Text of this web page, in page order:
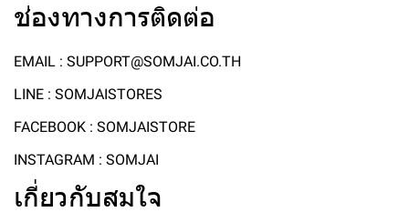
ช่องทางการติดต่อ
EMAIL : SUPPORT@SOMJAI.CO.TH
LINE : SOMJAISTORES
FACEBOOK : SOMJAISTORE
INSTAGRAM : SOMJAI
เกี่ยวกับสมใจ